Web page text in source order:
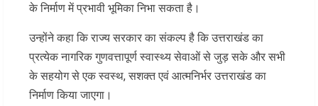
के निर्माण में प्रभावी भूमिका निभा सकता है।
उन्होंने कहा कि राज्य सरकार का संकल्प है कि उत्तराखंड का
प्रत्येक नागरिक गुणवत्तापूर्ण स्वास्थ्य सेवाओं से जुड़ सके और सभी
के सहयोग से एक स्वस्थ, सशक्त एवं आत्मनिर्भर उत्तराखंड का
निर्माण किया जाएगा।